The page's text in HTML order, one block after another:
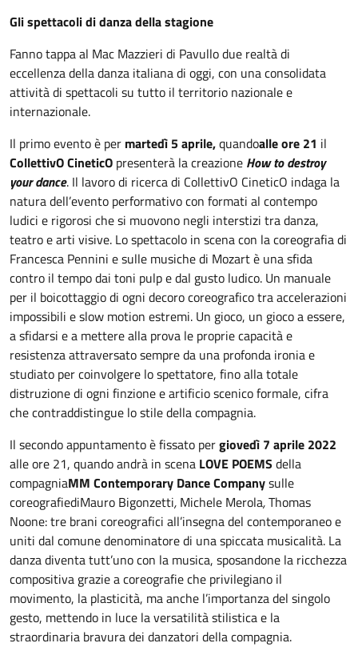
Gli spettacoli di danza della stagione
Fanno tappa al Mac Mazzieri di Pavullo due realtà di
eccellenza della danza italiana di oggi, con una consolidata
attività di spettacoli su tutto il territorio nazionale e
internazionale.
Il primo evento è per martedì 5 aprile,quandoalle ore 21 il
CollettivO CineticO presenterà la creazione How to destroy
your dance. Il lavoro di ricerca di CollettivO CineticO indaga la
natura dell’evento performativo con formati al contempo
ludici e rigorosi che si muovono negli interstizi tra danza,
teatro e arti visive. Lo spettacolo in scena con la coreografia di
Francesca Pennini e sulle musiche di Mozart è una sfida
contro il tempo dai toni pulp e dal gusto ludico. Un manuale
per il boicottaggio di ogni decoro coreografico tra accelerazioni
impossibili e slow motion estremi. Un gioco, un gioco a essere,
a sfidarsi e a mettere alla prova le proprie capacità e
resistenza attraversato sempre da una profonda ironia e
studiato per coinvolgere lo spettatore, fino alla totale
distruzione di ogni finzione e artificio scenico formale, cifra
che contraddistingue lo stile della compagnia.
Il secondo appuntamento è fissato pergiovedì 7 aprile 2022
alle ore 21, quando andrà in scena LOVE POEMS della
compagniaMM Contemporary Dance Companysulle
coreografiediMauro Bigonzetti, Michele Merola,Thomas
Noone: tre brani coreografici all’insegna del contemporaneo e
uniti dal comune denominatore di una spiccata musicalità. La
danza diventa tutt’uno con la musica, sposandone la ricchezza
compositiva grazie a coreografie che privilegiano il
movimento, la plasticità, ma anche l’importanza del singolo
gesto, mettendo in luce la versatilità stilistica e la
straordinaria bravura dei danzatori della compagnia.